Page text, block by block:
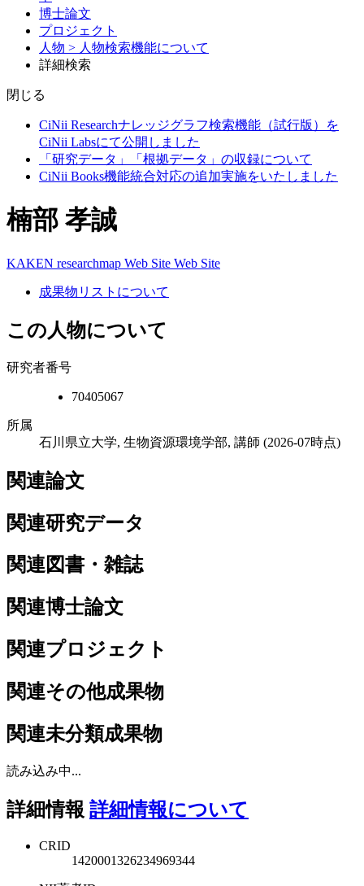
博士論文
プロジェクト
人物 > 人物検索機能について
詳細検索
閉じる
CiNii Researchナレッジグラフ検索機能（試行版）を
CiNii Labsにて公開しました
「研究データ」「根拠データ」の収録について
CiNii Books機能統合対応の追加実施をいたしました
楠部 孝誠
KAKEN researchmap Web Site Web Site
成果物リストについて
この人物について
研究者番号
70405067
所属
石川県立大学, 生物資源環境学部, 講師 (2026-07時点)
関連論文
関連研究データ
関連図書・雑誌
関連博士論文
関連プロジェクト
関連その他成果物
関連未分類成果物
読み込み中...
詳細情報 詳細情報について
CRID
1420001326234969344